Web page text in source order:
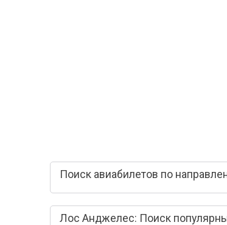
Поиск авиабилетов по
Лос Анджелес: Поиск